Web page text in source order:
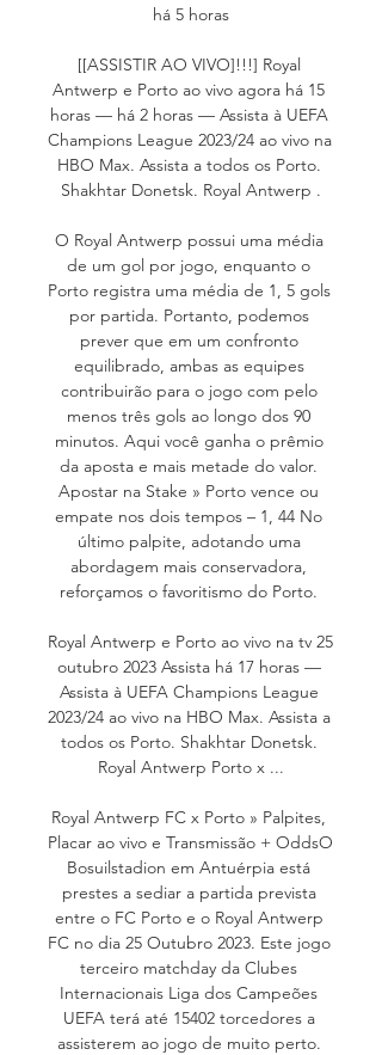
há 5 horas
[[ASSISTIR AO VIVO]!!!] Royal
Antwerp e Porto ao vivo agora há 15
horas — há 2 horas — Assista à UEFA
Champions League 2023/24 ao vivo na
HBO Max. Assista a todos os Porto.
Shakhtar Donetsk. Royal Antwerp .
O Royal Antwerp possui uma média
de um gol por jogo, enquanto o
Porto registra uma média de 1, 5 gols
por partida. Portanto, podemos
prever que em um confronto
equilibrado, ambas as equipes
contribuirão para o jogo com pelo
menos três gols ao longo dos 90
minutos. Aqui você ganha o prêmio
da aposta e mais metade do valor.
Apostar na Stake » Porto vence ou
empate nos dois tempos – 1, 44 No
último palpite, adotando uma
abordagem mais conservadora,
reforçamos o favoritismo do Porto.
Royal Antwerp e Porto ao vivo na tv 25
outubro 2023 Assista há 17 horas —
Assista à UEFA Champions League
2023/24 ao vivo na HBO Max. Assista a
todos os Porto. Shakhtar Donetsk.
Royal Antwerp Porto x ...
Royal Antwerp FC x Porto » Palpites,
Placar ao vivo e Transmissão + OddsO
Bosuilstadion em Antuérpia está
prestes a sediar a partida prevista
entre o FC Porto e o Royal Antwerp
FC no dia 25 Outubro 2023. Este jogo
terceiro matchday da Clubes
Internacionais Liga dos Campeões
UEFA terá até 15402 torcedores a
assisterem ao jogo de muito perto.